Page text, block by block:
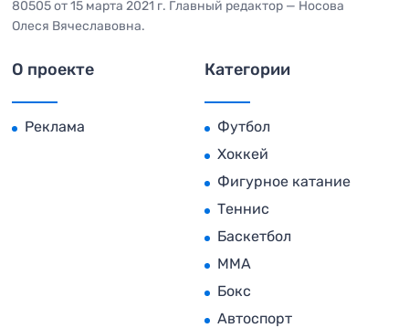
80505 от 15 марта 2021 г. Главный редактор — Носова
Олеся Вячеславовна.
О проекте
Реклама
Категории
Футбол
Хоккей
Фигурное катание
Теннис
Баскетбол
MMA
Бокс
Автоспорт